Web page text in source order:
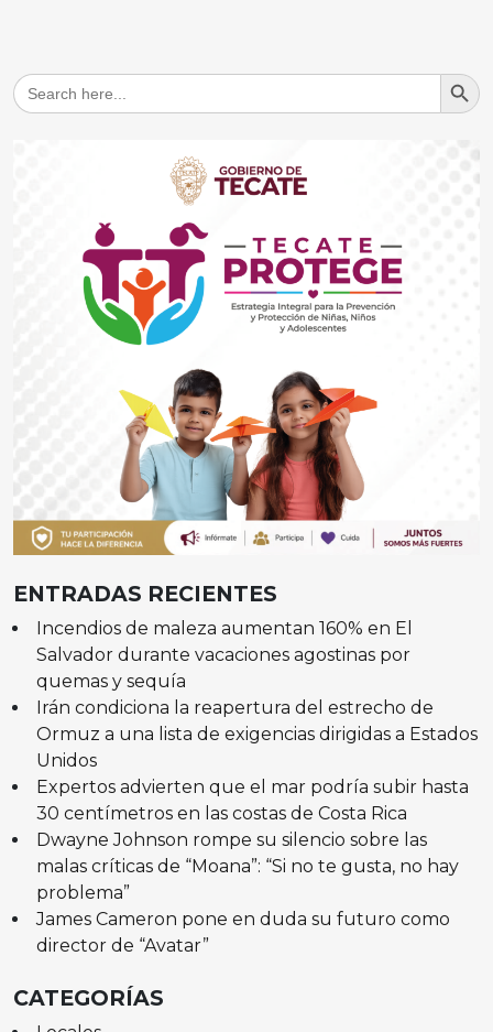
Search
for:
Search
ENTRADAS RECIENTES
Incendios de maleza aumentan 160% en El
Salvador durante vacaciones agostinas por
quemas y sequía
Irán condiciona la reapertura del estrecho de
Ormuz a una lista de exigencias dirigidas a Estados
Unidos
Expertos advierten que el mar podría subir hasta
30 centímetros en las costas de Costa Rica
Dwayne Johnson rompe su silencio sobre las
malas críticas de “Moana”: “Si no te gusta, no hay
problema”
James Cameron pone en duda su futuro como
director de “Avatar”
CATEGORÍAS